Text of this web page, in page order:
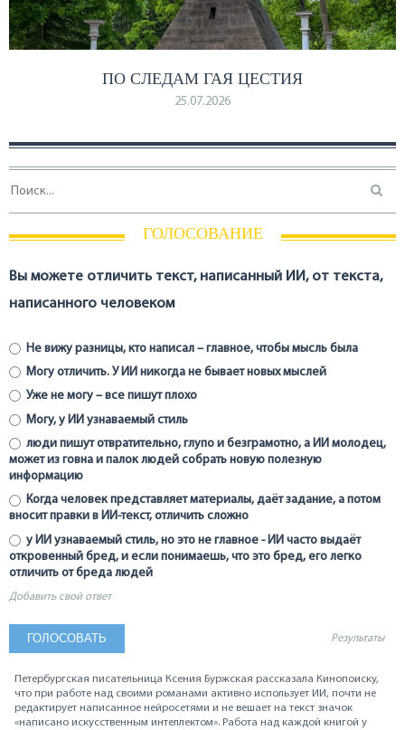
ПО СЛЕДАМ ГАЯ ЦЕСТИЯ
25.07.2026
ГОЛОСОВАНИЕ
Вы можете отличить текст, написанный ИИ, от текста,
написанного человеком
Не вижу разницы, кто написал – главное, чтобы мысль была
Могу отличить. У ИИ никогда не бывает новых мыслей
Уже не могу – все пишут плохо
Могу, у ИИ узнаваемый стиль
люди пишут отвратительно, глупо и безграмотно, а ИИ молодец,
может из говна и палок людей собрать новую полезную
информацию
Когда человек представляет материалы, даёт задание, а потом
вносит правки в ИИ-текст, отличить сложно
у ИИ узнаваемый стиль, но это не главное - ИИ часто выдаёт
откровенный бред, и если понимаешь, что это бред, его легко
отличить от бреда людей
Добавить свой ответ
Результаты
Петербургская писательница Ксения Буржская рассказала Кинопоиску,
что при работе над своими романами активно использует ИИ, почти не
редактирует написанное нейросетями и не вешает на текст значок
«написано искусственным интеллектом». Работа над каждой книгой у